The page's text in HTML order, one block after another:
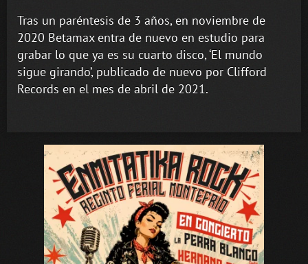
Tras un paréntesis de 3 años, en noviembre de
2020 Betamax entra de nuevo en estudio para
grabar lo que ya es su cuarto disco, ‘El mundo
sigue girando’, publicado de nuevo por Clifford
Records en el mes de abril de 2021.